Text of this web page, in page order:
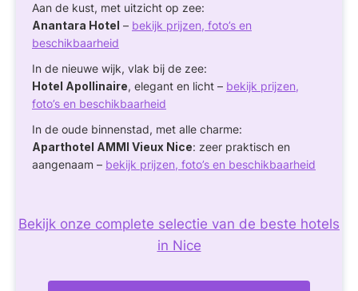
Aan de kust, met uitzicht op zee:
Anantara Hotel – bekijk prijzen, foto’s en
beschikbaarheid
In de nieuwe wijk, vlak bij de zee:
Hotel Apollinaire, elegant en licht – bekijk prijzen,
foto’s en beschikbaarheid
In de oude binnenstad, met alle charme:
Aparthotel AMMI Vieux Nice: zeer praktisch en
aangenaam – bekijk prijzen, foto’s en beschikbaarheid
Bekijk onze complete selectie van de beste hotels
in Nice